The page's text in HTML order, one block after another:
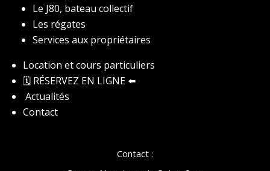
Le J80, bateau collectif
Les régates
Services aux propriétaires
Location et cours particuliers
🗓️ RÉSERVEZ EN LIGNE ⬅️
Actualités
Contact
Contact :